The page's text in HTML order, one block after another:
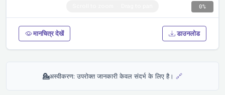
0%
मानचित्र देखें डाउनलोड
💁अस्वीकरण: उपरोक्त जानकारी केवल संदर्भ के लिए है। 🔗